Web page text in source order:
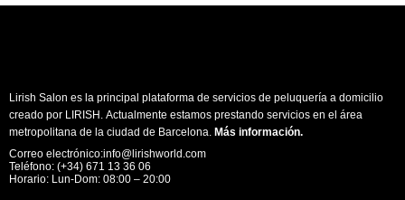
Lirish Salon es la principal plataforma de servicios de peluquería a domicilio
creado por LIRISH. Actualmente estamos prestando servicios en el área
metropolitana de la ciudad de Barcelona. Más información.
Correo electrónico:info@lirishworld.com
Teléfono: (+34) 671 13 36 06
Horario: Lun-Dom: 08:00 – 20:00